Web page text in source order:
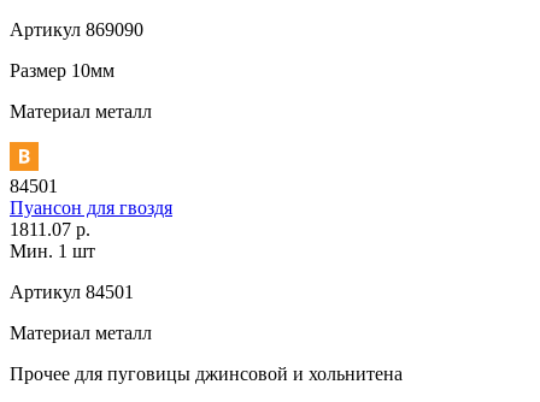
Артикул 869090
Размер 10мм
Материал металл
84501
Пуансон для гвоздя
1811.07 р.
Мин. 1 шт
Артикул 84501
Материал металл
Прочее для пуговицы джинсовой и хольнитена